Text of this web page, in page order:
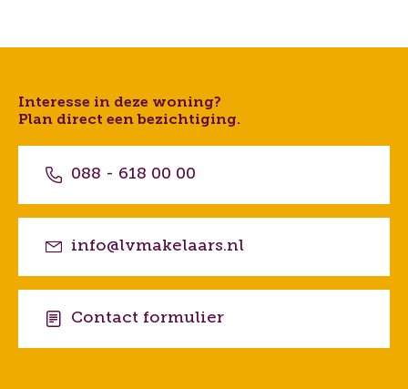
Interesse in deze woning?
Plan direct een bezichtiging.
088 - 618 00 00
info@lvmakelaars.nl
Contact formulier